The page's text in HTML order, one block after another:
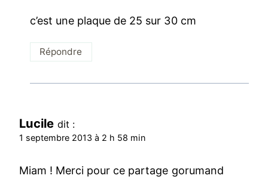
c’est une plaque de 25 sur 30 cm
Répondre
Lucile dit :
1 septembre 2013 à 2 h 58 min
Miam ! Merci pour ce partage gorumand